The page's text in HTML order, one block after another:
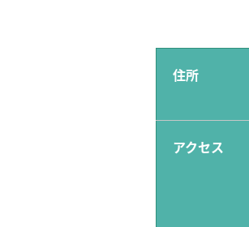
住所
アクセス